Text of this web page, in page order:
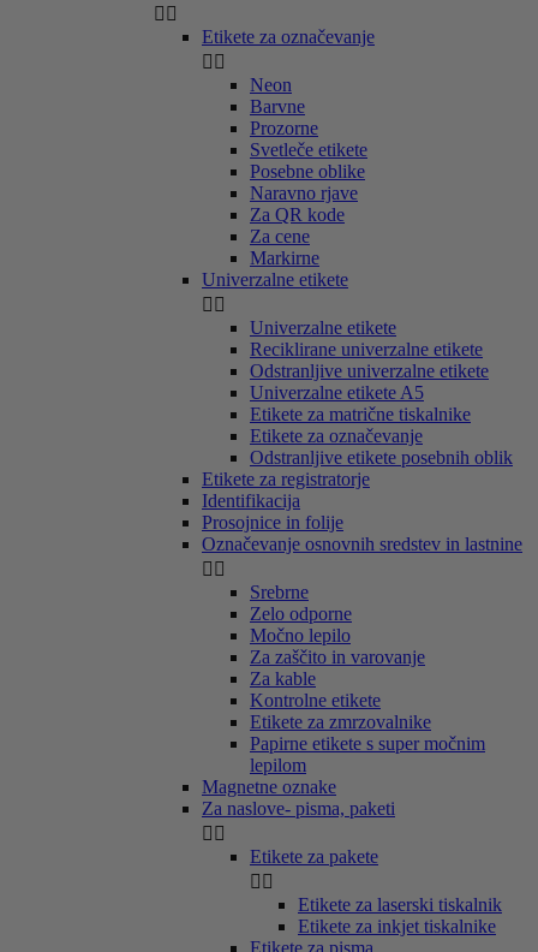
 
Etikete za označevanje
 
Neon
Barvne
Prozorne
Svetleče etikete
Posebne oblike
Naravno rjave
Za QR kode
Za cene
Markirne
Univerzalne etikete
 
Univerzalne etikete
Reciklirane univerzalne etikete
Odstranljive univerzalne etikete
Univerzalne etikete A5
Etikete za matrične tiskalnike
Etikete za označevanje
Odstranljive etikete posebnih oblik
Etikete za registratorje
Identifikacija
Prosojnice in folije
Označevanje osnovnih sredstev in lastnine
 
Srebrne
Zelo odporne
Močno lepilo
Za zaščito in varovanje
Za kable
Kontrolne etikete
Etikete za zmrzovalnike
Papirne etikete s super močnim
lepilom
Magnetne oznake
Za naslove- pisma, paketi
 
Etikete za pakete
 
Etikete za laserski tiskalnik
Etikete za inkjet tiskalnike
Etikete za pisma